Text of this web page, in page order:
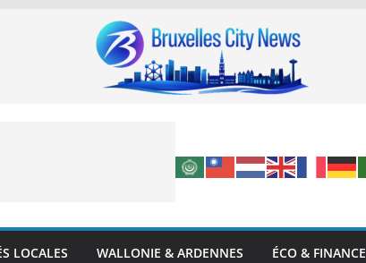
LOCALES WALLONIE & ARDENNES ÉCO & FINANCE